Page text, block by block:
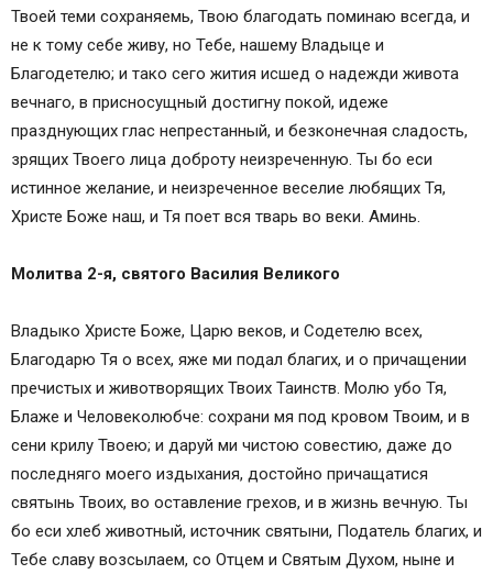
Твоей теми сохраняемь, Твою благодать поминаю всегда, и
не к тому себе живу, но Тебе, нашему Владыце и
Благодетелю; и тако сего жития исшед о надежди живота
вечнаго, в присносущный достигну покой, идеже
празднующих глас непрестанный, и безконечная сладость,
зрящих Твоего лица доброту неизреченную. Ты бо еси
истинное желание, и неизреченное веселие любящих Тя,
Христе Боже наш, и Тя поет вся тварь во веки. Аминь.
Молитва 2-я, святого Василия Великого
Владыко Христе Боже, Царю веков, и Содетелю всех,
Благодарю Тя о всех, яже ми подал благих, и о причащении
пречистых и животворящих Твоих Таинств. Молю убо Тя,
Блаже и Человеколюбче: сохрани мя под кровом Твоим, и в
сени крилу Твоею; и даруй ми чистою совестию, даже до
последняго моего издыхания, достойно причащатися
святынь Твоих, во оставление грехов, и в жизнь вечную. Ты
бо еси хлеб животный, источник святыни, Податель благих, и
Тебе славу возсылаем, со Отцем и Святым Духом, ныне и